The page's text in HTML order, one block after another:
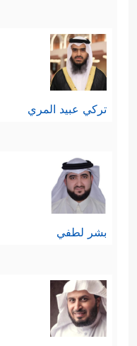
تركي عبيد المري
بشر لطفي